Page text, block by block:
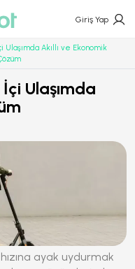
Giriş Yap
Akıllı ve Ekonomik
Ulaşımda
ayak uydurmak